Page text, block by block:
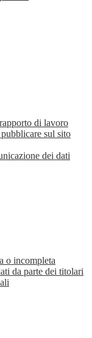
di lavoro
sul sito
dei dati
o incompleta
da parte dei titolari